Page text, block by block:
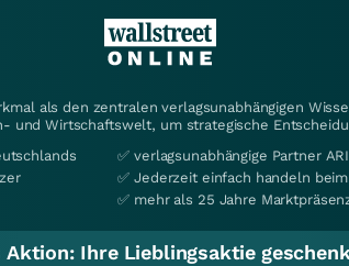
als den zentralen verlagsunabhängigen
und Wirtschaftswelt, um strategische
✅ verlagsunabhängige Partner
✅ Jederzeit einfach handeln
✅ mehr als 25 Jahre
Aktion: Ihre Lieblingsaktie